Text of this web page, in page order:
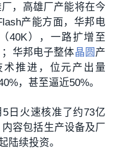
，高雄厂产能将在今
产能方面，华邦电
40K），一路扩增至
华邦电子整体晶圆 产
术推进，位元产出量
，甚至逼近50%。
日火速核准了约73亿
容包括生产设备及厂
陆续投资。